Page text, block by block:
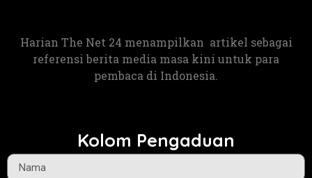
Harian The Net 24 menampilkan artikel sebagai
referensi berita media masa kini untuk para
pembaca di Indonesia.
Kolom Pengaduan